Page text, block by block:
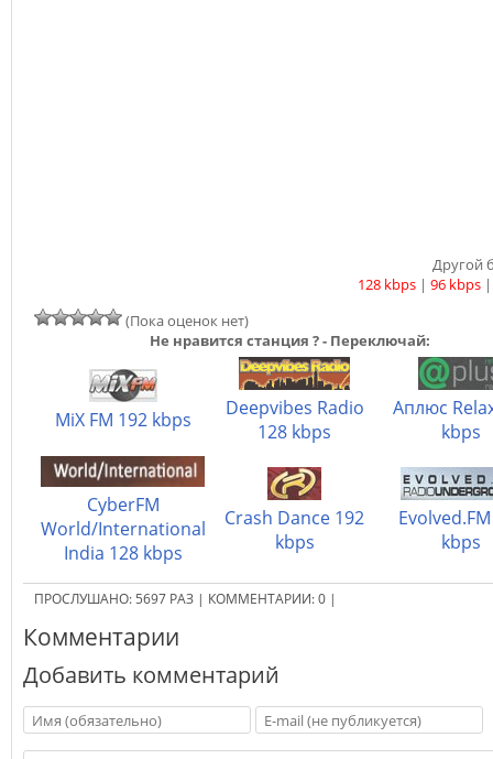
Другой
128 kbps | 96 kbps
(Пока оценок нет)
Не нравится станция ? - Переключай:
MiX FM 192 kbps
Deepvibes Radio
128 kbps
Аплюс
kbps
CyberFM
World/International
India 128 kbps
Crash Dance 192
kbps
kbps
ПРОСЛУШАНО: 5697 РАЗ | КОММЕНТАРИИ:0 |
Комментарии
Добавить комментарий